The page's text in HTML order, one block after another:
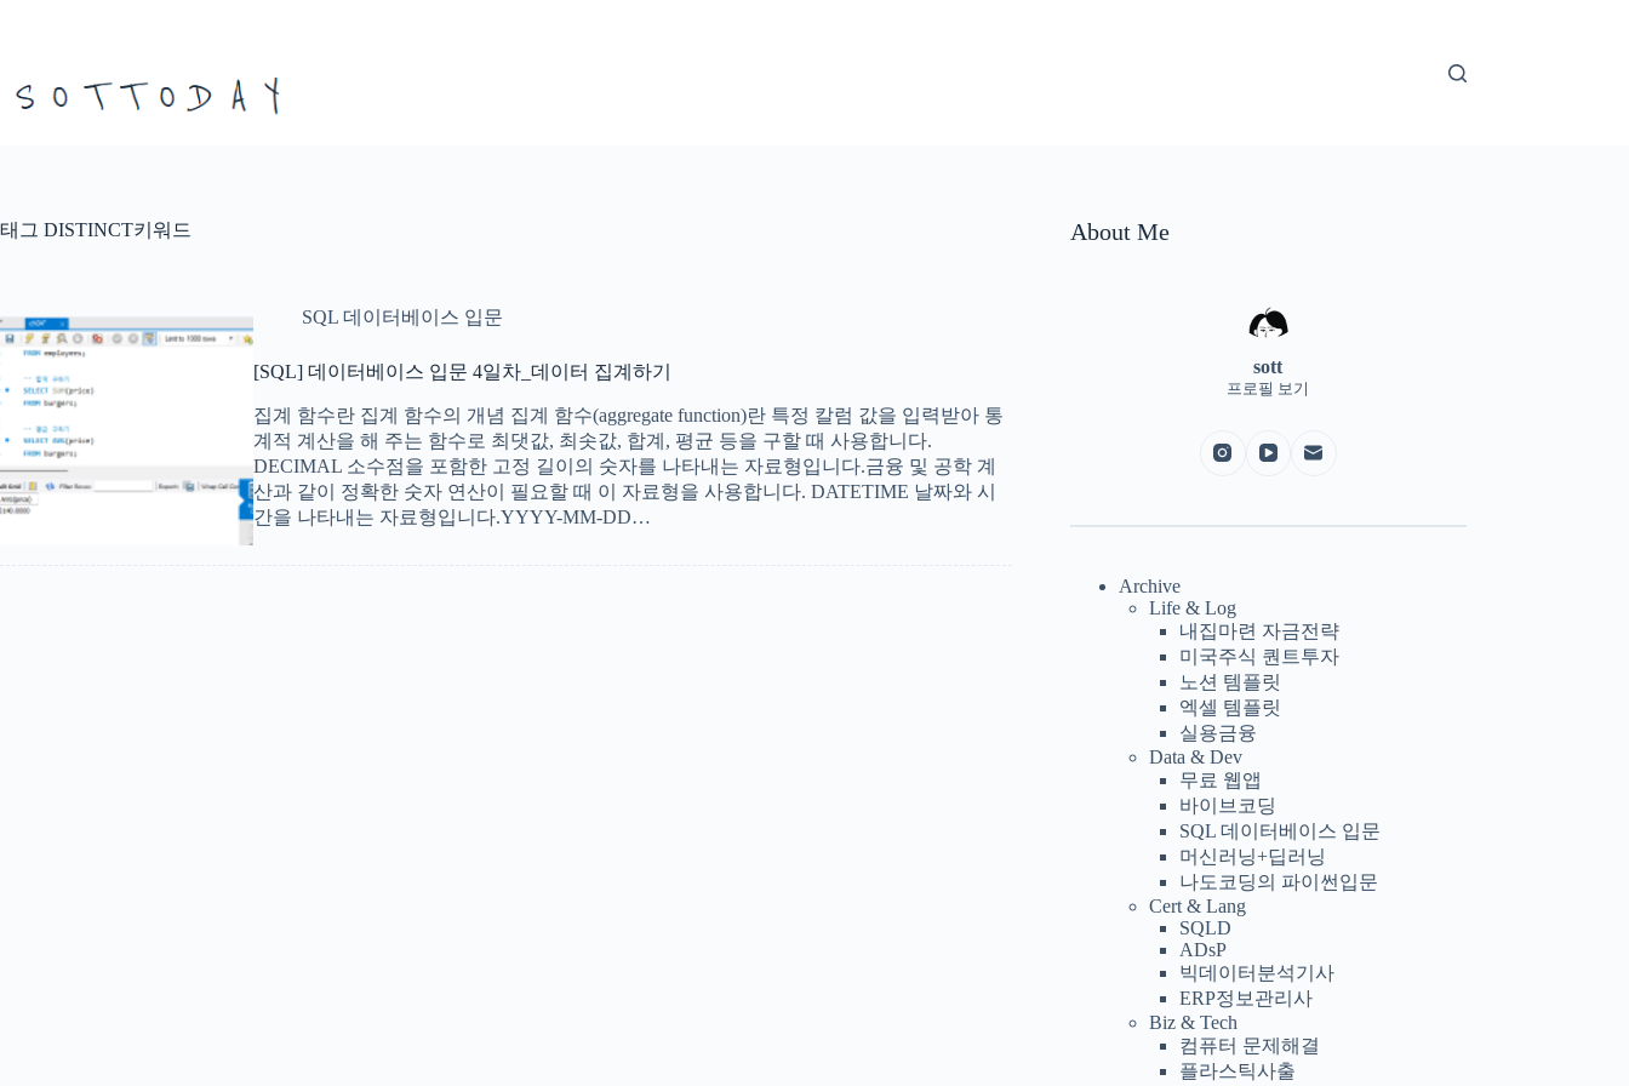
로
태그 DISTINCT키워드
SQL 데이터베이스 입문
[SQL] 데이터베이스 입문 4일차_데이터 집계하기
집계 함수란 집계 함수의 개념 집계 함수(aggregate function)란 특정 칼럼 값을 입력받아 통
계적 계산을 해 주는 함수로 최댓값, 최솟값, 합계, 평균 등을 구할 때 사용합니다.
DECIMAL 소수점을 포함한 고정 길이의 숫자를 나타내는 자료형입니다.금융 및 공학 계
산과 같이 정확한 숫자 연산이 필요할 때 이 자료형을 사용합니다. DATETIME 날짜와 시
간을 나타내는 자료형입니다.YYYY-MM-DD…
About Me
sott
프로필 보기
Archive
Life & Log
내집마련 자금전략
미국주식 퀀트투자
노션 템플릿
엑셀 템플릿
실용금융
Data & Dev
무료 웹앱
바이브코딩
SQL 데이터베이스 입문
머신러닝+딥러닝
나도코딩의 파이썬입문
Cert & Lang
SQLD
ADsP
빅데이터분석기사
ERP정보관리사
Biz & Tech
컴퓨터 문제해결
플라스틱사출